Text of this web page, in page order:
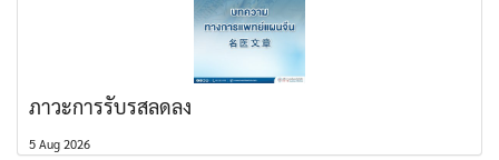
ภาวะการรับรสลดลง
5 Aug 2026